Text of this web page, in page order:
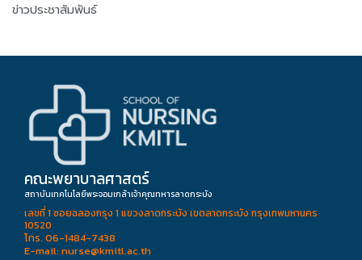
ข่าวประชาสัมพันธ์
คณะพยาบาลศาสตร์
สถาบันเทคโนโลยีพระจอมเกล้าเจ้าคุณทหารลาดกระบัง
เลขที่ 1 ซอยฉลองกรุง 1 แขวงลาดกระบัง เขตลาดกระบัง กรุงเทพมหานคร
10520
โทร. 06-1484-7438
E-mail: nurse@kmitl.ac.th